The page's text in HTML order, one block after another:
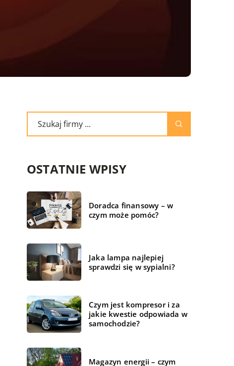
OSTATNIE WPISY
Doradca finansowy – w
czym może pomóc?
Jaka lampa najlepiej
sprawdzi się w sypialni?
Czym jest kompresor i za
jakie kwestie odpowiada w
samochodzie?
Magazyn energii – czym